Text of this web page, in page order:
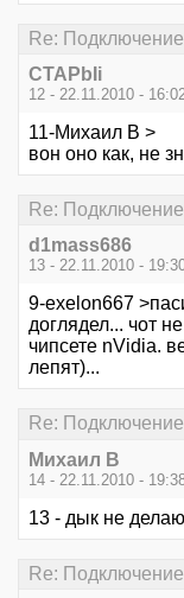
Re:
CTAPbIi
12 - 22.11.2010 -
11-Михаил В >
вон оно как, не
Re:
d1mass686
13 - 22.11.2010 -
9-exelon667
доглядел... чот
чипсете nVidia.
лепят)...
Re:
Михаил В
14 - 22.11.2010 -
13 - дык не
Re: